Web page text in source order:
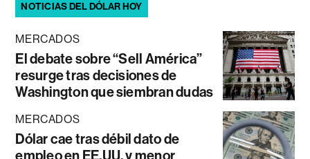
NOTICIAS DEL DÓLAR HOY
MERCADOS
El debate sobre “Sell América”
resurge tras decisiones de
Washington que siembran dudas
MERCADOS
Dólar cae tras débil dato de
empleo en EE.UU. y menor